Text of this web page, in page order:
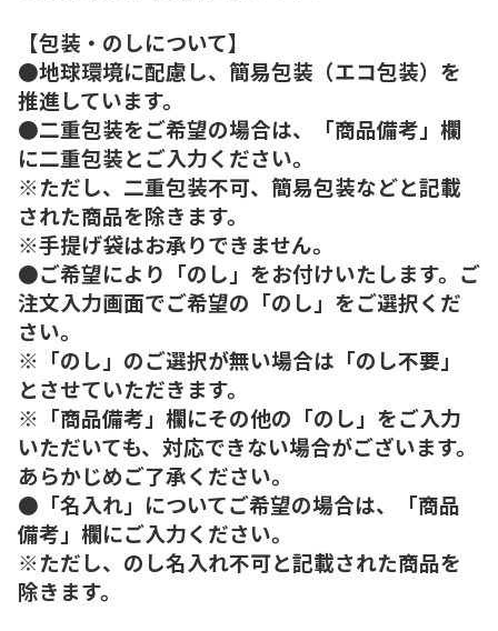
【包装・のしについて】
●地球環境に配慮し、簡易包装（エコ包装）を
推進しています。
●二重包装をご希望の場合は、「商品備考」欄
に二重包装とご入力ください。
※ただし、二重包装不可、簡易包装などと記載
された商品を除きます。
※手提げ袋はお承りできません。
●ご希望により「のし」をお付けいたします。ご
注文入力画面でご希望の「のし」をご選択くだ
さい。
※「のし」のご選択が無い場合は「のし不要」
とさせていただきます。
※「商品備考」欄にその他の「のし」をご入力
いただいても、対応できない場合がございます。
あらかじめご了承ください。
●「名入れ」についてご希望の場合は、「商品
備考」欄にご入力ください。
※ただし、のし名入れ不可と記載された商品を
除きます。